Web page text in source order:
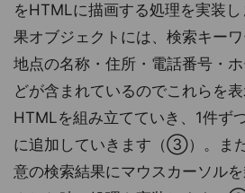
をHTMLに描画する処理を実装
果オブジェクトには、検索キー
地点の名称・住所・電話番号・
どが含まれているのでこれらを
HTMLを組み立てていき、1件ず
に追加していきます（③）。ま
意の検索結果にマウスカーソル